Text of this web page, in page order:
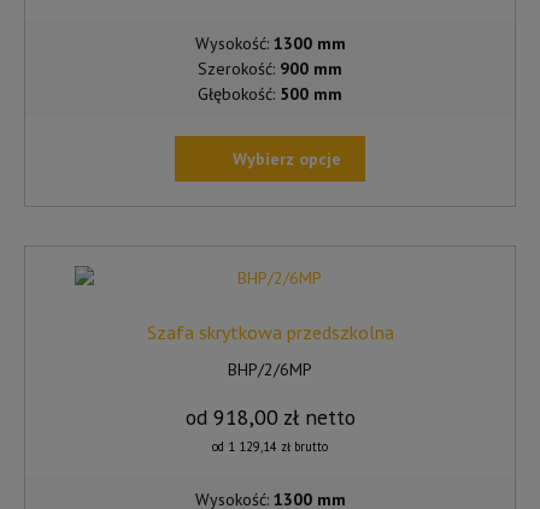
Wysokość: 1300 mm
Szerokość: 900 mm
Głębokość: 500 mm
Wybierz opcje
MA
WIELE
Szafa skrytkowa przedszkolna
BHP/2/6MP
od 918,00 złnetto
od 1 129,14 zł brutto
Wysokość: 1300 mm